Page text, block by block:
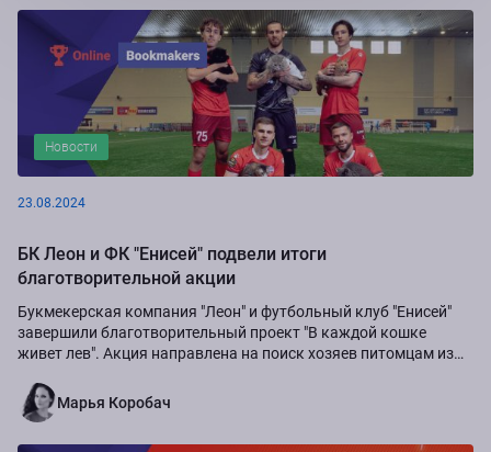
Новости
23.08.2024
БК Леон и ФК "Енисей" подвели итоги
благотворительной акции
Букмекерская компания "Леон" и футбольный клуб "Енисей"
завершили благотворительный проект "В каждой кошке
живет лев". Акция направлена на поиск хозяев питомцам из
Марья Коробач